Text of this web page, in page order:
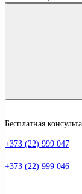
Бесплатная
+373 (22) 999 047
+373 (22) 999 046